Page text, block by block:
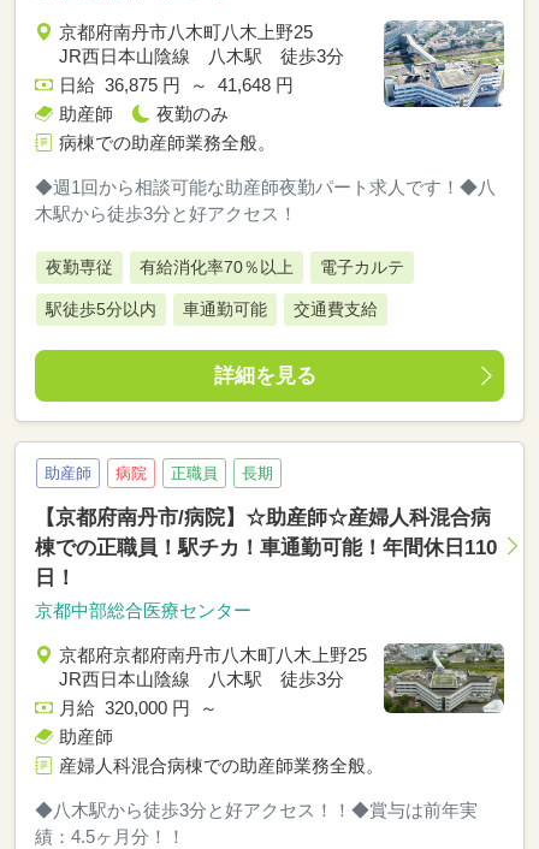
京都府南丹市八木町八木上野25
JR西日本山陰線 八木駅 徒歩3分
日給 36,875 円 ～ 41,648 円
助産師
夜勤のみ
病棟での助産師業務全般。
◆週1回から相談可能な助産師夜勤パート求人です！◆八
木駅から徒歩3分と好アクセス！
夜勤専従 有給消化率70％以上 電子カルテ
駅徒歩5分以内 車通勤可能 交通費支給
詳細を見る
助産師 病院 正職員 長期
【京都府南丹市/病院】☆助産師☆産婦人科混合病
棟での正職員！駅チカ！車通勤可能！年間休日110
日！
京都中部総合医療センター
京都府京都府南丹市八木町八木上野25
JR西日本山陰線 八木駅 徒歩3分
月給 320,000 円 ～
助産師
産婦人科混合病棟での助産師業務全般。
◆八木駅から徒歩3分と好アクセス！！◆賞与は前年実
績：4.5ヶ月分！！